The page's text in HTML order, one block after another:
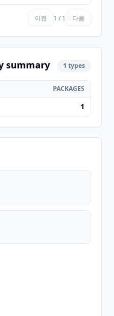
이전 1 / 1 다음
summary 1 types
PACKAGES
1